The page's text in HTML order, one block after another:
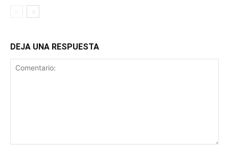
DEJA UNA RESPUESTA